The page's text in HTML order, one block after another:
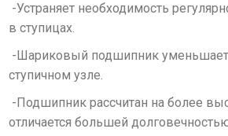
-Устраняет необходимость
в ступицах.
-Шариковый подшипник уменьшает
ступичном узле.
-Подшипник рассчитан на более
отличается большей